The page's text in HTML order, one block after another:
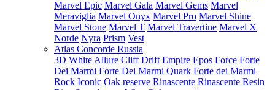
Marvel Epic Marvel Gala Marvel Gems Marvel
Meraviglia Marvel Onyx Marvel Pro Marvel Shine
Marvel Stone Marvel T Marvel Travertine Marvel X
Norde Nyra Prism Vest
Atlas Concorde Russia
3D White Allure Cliff Drift Empire Epos Force Forte
Dei Marmi Forte Dei Marmi Quark Forte dei Marmi
Rock Iconic Oak reserve Rinascente Rinascente Resin